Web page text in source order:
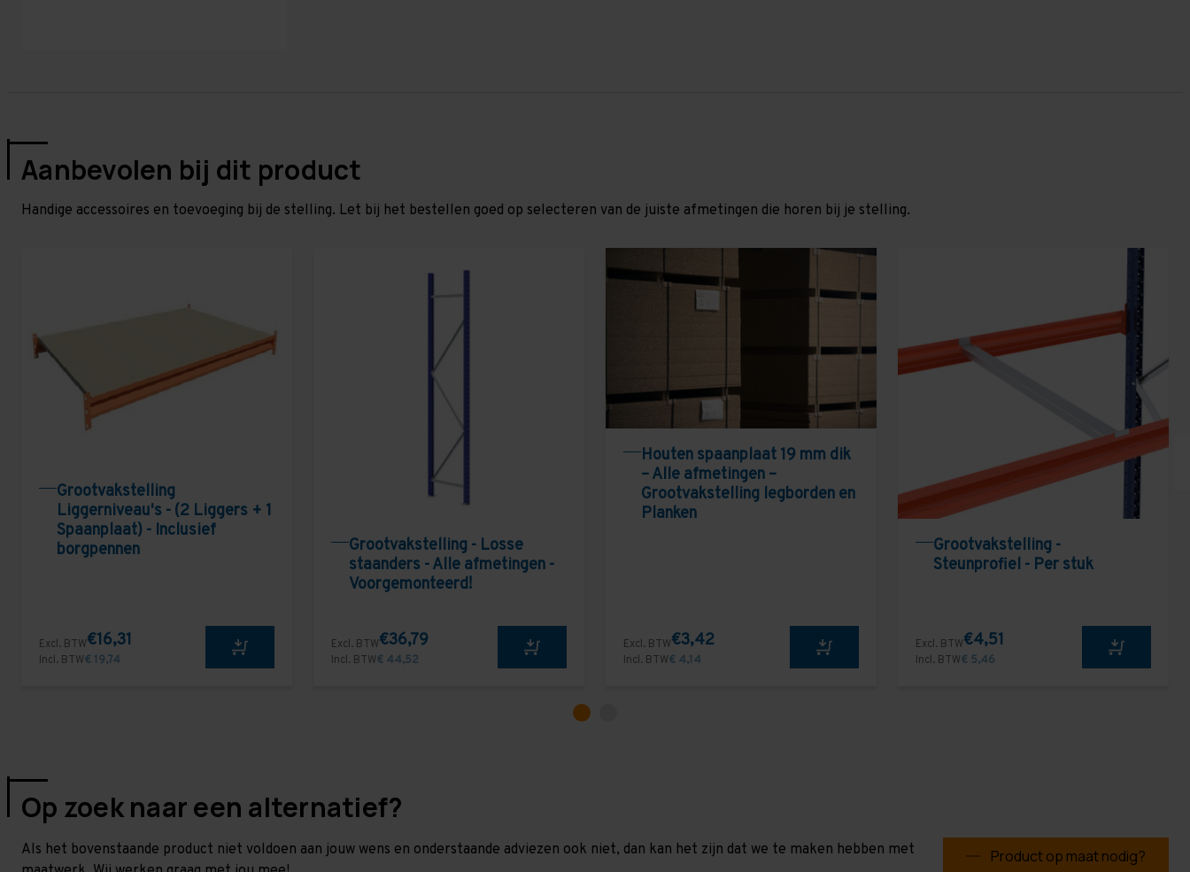
Aanbevolen bij dit product
Handige accessoires en toevoeging bij de stelling. Let bij het bestellen goed op selecteren van de juiste afmetingen die horen bij je stelling.
Grootvakstelling
Liggerniveau's - (2 Liggers + 1
Spaanplaat) - Inclusief
borgpennen
Excl. BTW€16,31
Incl. BTW€ 19,74
Grootvakstelling - Losse
staanders - Alle afmetingen -
Voorgemonteerd!
Excl. BTW€36,79
Incl. BTW€ 44,52
Houten spaanplaat 19 mm dik
– Alle afmetingen –
Grootvakstelling legborden en
Planken
Excl. BTW€3,42
Incl. BTW€ 4,14
Grootvakstelling -
Steunprofiel - Per stuk
Excl. BTW€4,51
Incl. BTW€ 5,46
Op zoek naar een alternatief?
Als het bovenstaande product niet voldoen aan jouw wens en onderstaande adviezen ook niet, dan kan het zijn dat we te maken hebben met
Product op maat nodig?